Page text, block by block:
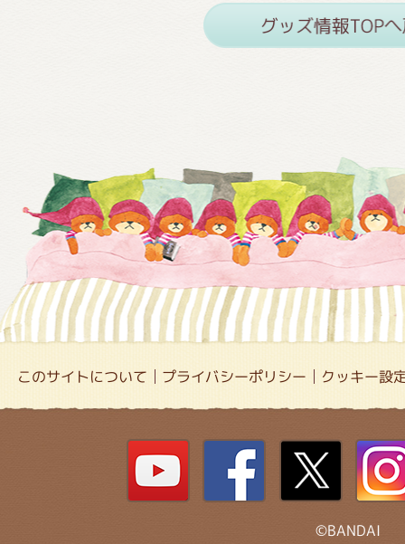
このサイトについて プライバシーポリシー クッキー設
©BANDAI